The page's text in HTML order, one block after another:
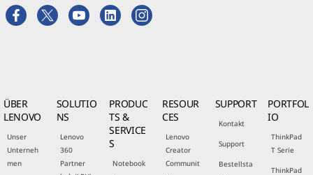
ÜBER
LENOVO
Unser
Unterneh
men
SOLUTIO
NS
Lenovo
360
Partner
PRODUC
TS &
SERVICE
S
Notebook
RESOUR
CES
Lenovo
Creator
Communit
SUPPORT
Kontakt
Support
Bestellsta
PORTFOL
IO
ThinkPad
T Serie
ThinkPad